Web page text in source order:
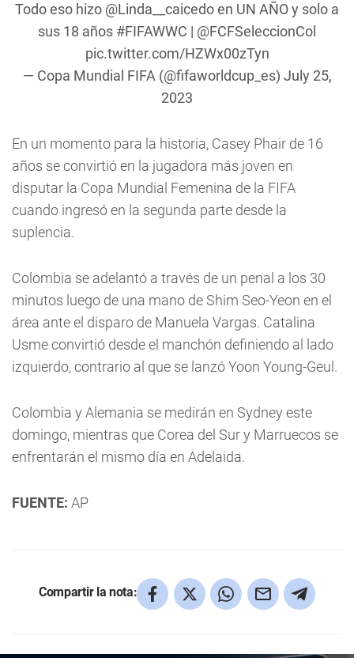
Todo eso hizo @Linda__caicedoen UN AÑO y solo a
sus 18 años #FIFAWWC | @FCFSeleccionCol
pic.twitter.com/HZWx00zTyn
— Copa Mundial FIFA (@fifaworldcup_es) July 25,
2023
En un momento para la historia, Casey Phair de 16
años se convirtió en la jugadora más joven en
disputar la Copa Mundial Femenina de la FIFA
cuando ingresó en la segunda parte desde la
suplencia.
Colombia se adelantó a través de un penal a los 30
minutos luego de una mano de Shim Seo-Yeon en el
área ante el disparo de Manuela Vargas. Catalina
Usme convirtió desde el manchón definiendo al lado
izquierdo, contrario al que se lanzó Yoon Young-Geul.
Colombia y Alemania se medirán en Sydney este
domingo, mientras que Corea del Sur y Marruecos se
enfrentarán el mismo día en Adelaida.
FUENTE: AP
Compartir la nota: